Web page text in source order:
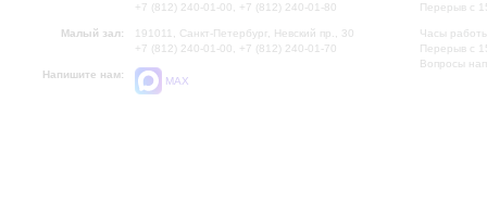
+7 (812) 240-01-00, +7 (812) 240-01-80
Малый зал:
191011, Санкт-Петербург, Невский пр., 30
+7 (812) 240-01-00, +7 (812) 240-01-70
Напишите нам:
MAX
Перерыв с
Часы
Перерыв с
Вопросы